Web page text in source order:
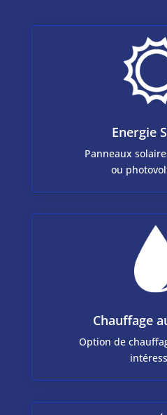
Energie
Panneaux
ou
Chauffage
Option de